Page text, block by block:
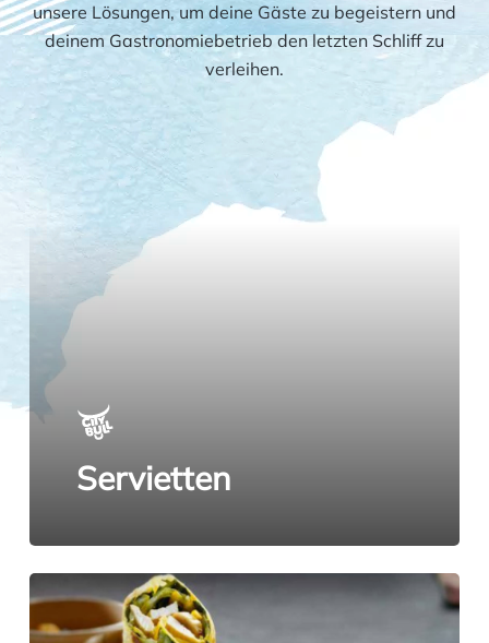
unsere Lösungen, um deine Gäste zu begeistern und
deinem Gastronomiebetrieb den letzten Schliff zu
verleihen.
Servietten